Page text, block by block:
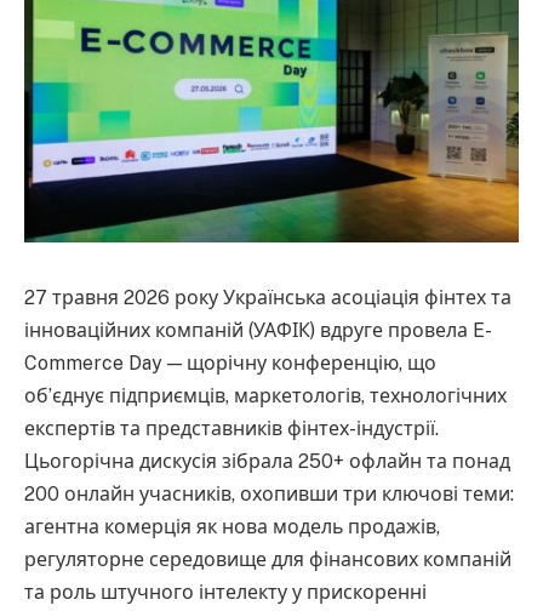
27 травня 2026 року Українська асоціація фінтех та
інноваційних компаній (УАФІК) вдруге провела E-
Commerce Day — щорічну конференцію, що
об’єднує підприємців, маркетологів, технологічних
експертів та представників фінтех-індустрії.
Цьогорічна дискусія зібрала 250+ офлайн та понад
200 онлайн учасників, охопивши три ключові теми:
агентна комерція як нова модель продажів,
регуляторне середовище для фінансових компаній
та роль штучного інтелекту у прискоренні